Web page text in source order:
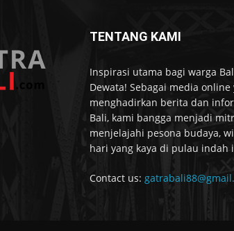
TENTANG KAMI
Inspirasi utama bagi warga
Dewata! Sebagai media
menghadirkan berita dan
Bali, kami bangga menjadi
menjelajahi pesona budaya,
hari yang kaya di pulau indah
Contact us: